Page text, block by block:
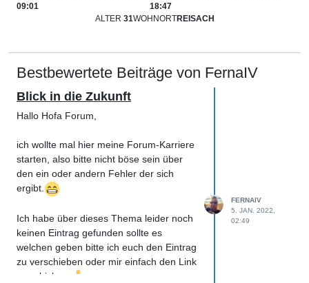
09:01
18:47
ALTER 31WOHNORTREISACH
Bestbewertete Beiträge von FernaIV
Blick in die Zukunft
Hallo Hofa Forum,
ich wollte mal hier meine Forum-Karriere
starten, also bitte nicht böse sein über
den ein oder andern Fehler der sich
ergibt.
Ich habe über dieses Thema leider noch
keinen Eintrag gefunden sollte es
welchen geben bitte ich euch den Eintrag
zu verschieben oder mir einfach den Link
zu schicken.
FERNAIV
5. JAN. 2022,
02:49